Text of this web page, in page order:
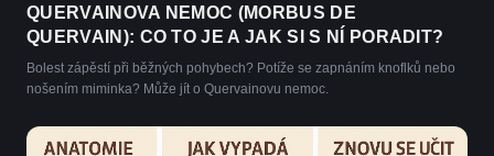
QUERVAINOVA NEMOC (MORBUS DE
QUERVAIN): CO TO JE A JAK SI S NÍ PORADIT?
Bolest zápěstí při běžných pohybech? Potíže se zapnáním knoflků nebo
nošením miminka? Může jít o Quervainovu nemoc.